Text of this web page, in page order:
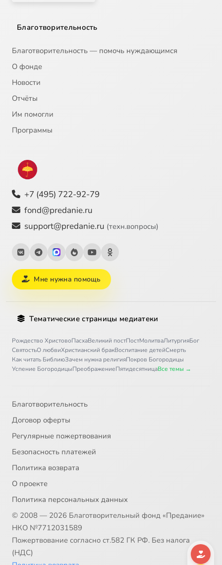
Благотворительность
Благотворительность — помочь нуждающимся
О фонде
Новости
Отчёты
Им помогли
Программы
+7 (495) 722-92-79
fond@predanie.ru
support@predanie.ru (техн.вопросы)
Мне нужна помощь
Тематические страницы медиатеки
Рождество ХристовоПасхаВеликий постПостМолитваЛитургияБог
СвятостьО любвиХристианский бракВоспитание детейСмерть
Как читать БиблиюЗачем нужна религияПокров Богородицы
Успение БогородицыПреображениеПятидесятницаВсе темы →
Благотворительность
Договор оферты
Регулярные пожертвования
Безопасность платежей
Политика возврата
О проекте
Политика персональных данных
© 2008 — 2026 Благотворительный фонд «Предание»
НКО №7712031589
Пожертвование согласно ст.582 ГК РФ. Без налога
(НДС)